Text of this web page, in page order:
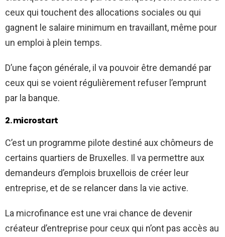
ceux qui touchent des allocations sociales ou qui
gagnent le salaire minimum en travaillant, même pour
un emploi à plein temps.
D’une façon générale, il va pouvoir être demandé par
ceux qui se voient régulièrement refuser l’emprunt
par la banque.
2. microstart
C’est un programme pilote destiné aux chômeurs de
certains quartiers de Bruxelles. Il va permettre aux
demandeurs d’emplois bruxellois de créer leur
entreprise, et de se relancer dans la vie active.
La microfinance est une vrai chance de devenir
créateur d’entreprise pour ceux qui n’ont pas accès au